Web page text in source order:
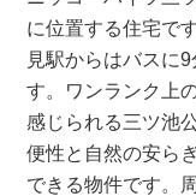
に位置する住宅で
見駅からはバスに
す。ワンランク上
感じられる三ツ池
便性と自然の安ら
できる物件です。